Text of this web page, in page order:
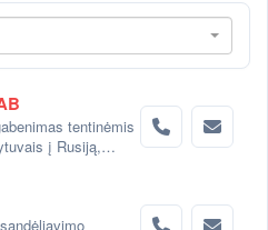
tentinėmis
į Rusiją,